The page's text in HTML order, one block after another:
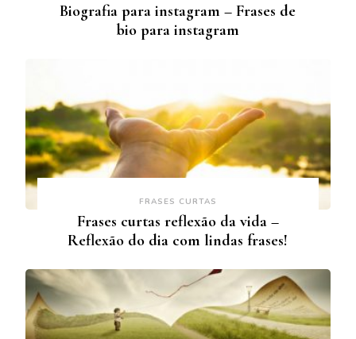
Biografia para instagram – Frases de
bio para instagram
FRASES CURTAS
Frases curtas reflexão da vida –
Reflexão do dia com lindas frases!